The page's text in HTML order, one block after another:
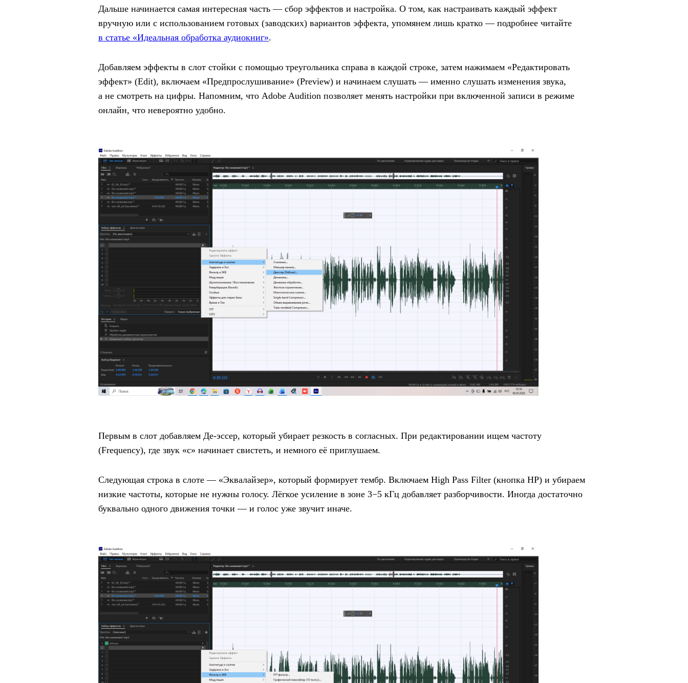
Дальше начинается самая интересная часть — сбор эффектов и настройка. О том, как настраивать каждый эффект
вручную или с использованием готовых (заводских) вариантов эффекта, упомянем лишь кратко — подробнее читайте
в статье «Идеальная обработка аудиокниг».
Добавляем эффекты в слот стойки с помощью треугольника справа в каждой строке, затем нажимаем «Редактировать
эффект» (Edit), включаем «Предпрослушивание» (Preview) и начинаем слушать — именно слушать изменения звука,
а не смотреть на цифры. Напомним, что Adobe Audition позволяет менять настройки при включенной записи в режиме
онлайн, что невероятно удобно.
Первым в слот добавляем Де-эссер, который убирает резкость в согласных. При редактировании ищем частоту
(Frequency), где звук «с» начинает свистеть, и немного её приглушаем.
Следующая строка в слоте — «Эквалайзер», который формирует тембр. Включаем High Pass Filter (кнопка HP) и убираем
низкие частоты, которые не нужны голосу. Лёгкое усиление в зоне 3−5 кГц добавляет разборчивости. Иногда достаточно
буквально одного движения точки — и голос уже звучит иначе.